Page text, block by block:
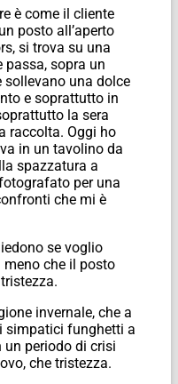
è come il cliente
posto all’aperto
si trova su una
passa, sopra un
sollevano una dolce
e soprattutto in
la sera
raccolta. Oggi ho
in un tavolino da
spazzatura a
per una
che mi è
se voglio
meno che il posto
invernale, che a
simpatici funghetti a
un periodo di crisi
che tristezza.